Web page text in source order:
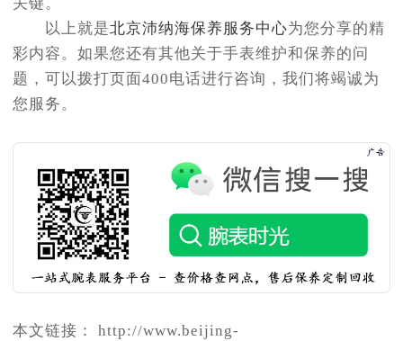
以上就是北京沛纳海保养服务中心为您分享的精
彩内容。如果您还有其他关于手表维护和保养的问
题，可以拨打页面400电话进行咨询，我们将竭诚为
您服务。
本文链接： http://www.beijing-